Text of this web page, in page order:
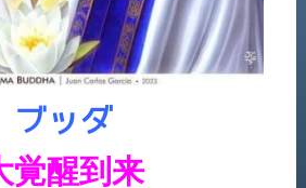
ブッダ
覚醒到来